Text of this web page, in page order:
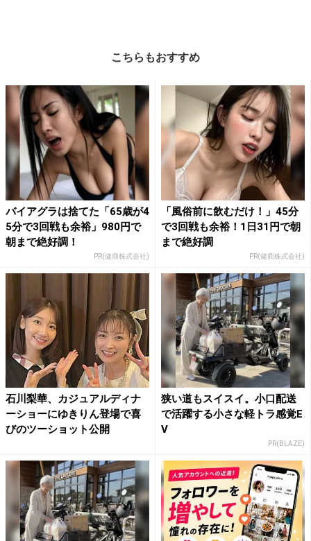
こちらもおすすめ
バイアグラは捨てた「65歳が4
5分で3回戦も余裕」980円で
朝まで絶好調！
PR(健商株式会社)
「風俗前に飲むだけ！」45分
で3回戦も余裕！1日31円で朝
まで絶好調
PR(健商株式会社)
石川梨華、カジュアルディナ
ーショーにゆきりん登場で喜
びのツーショット公開
狭い道もスイスイ。小口配送
で活躍する小さな軽トラ感覚E
V
PR(BLAZE)